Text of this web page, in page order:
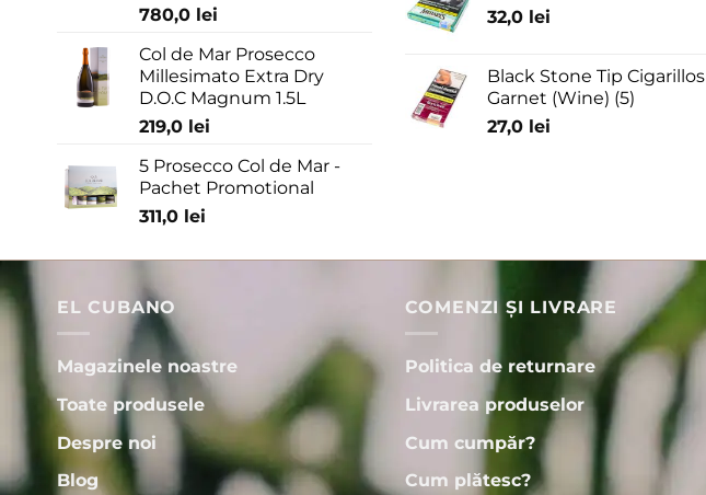
780,0 lei
Col de Mar Prosecco
Millesimato Extra Dry
D.O.C Magnum 1.5L
219,0 lei
5 Prosecco Col de Mar -
Pachet Promotional
311,0 lei
32,0 lei
Black Stone Tip Cigarillos
Garnet (Wine) (5)
27,0 lei
EL CUBANO
Magazinele noastre
Toate produsele
Despre noi
Blog
COMENZI ȘI LIVRARE
Politica de returnare
Livrarea produselor
Cum cumpăr?
Cum plătesc?